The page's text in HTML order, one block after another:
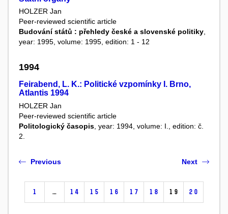
HOLZER Jan
Peer-reviewed scientific article
Budování států : přehledy české a slovenské politiky
year: 1995, volume: 1995, edition: 1 - 12
1994
Feirabend, L. K.: Politické vzpomínky I. Brno,
Atlantis 1994
HOLZER Jan
Peer-reviewed scientific article
Politologický časopis , year: 1994, volume: I., edition: č.
2.
Previous
1 … 14 15 16 17 18 19 20
Next